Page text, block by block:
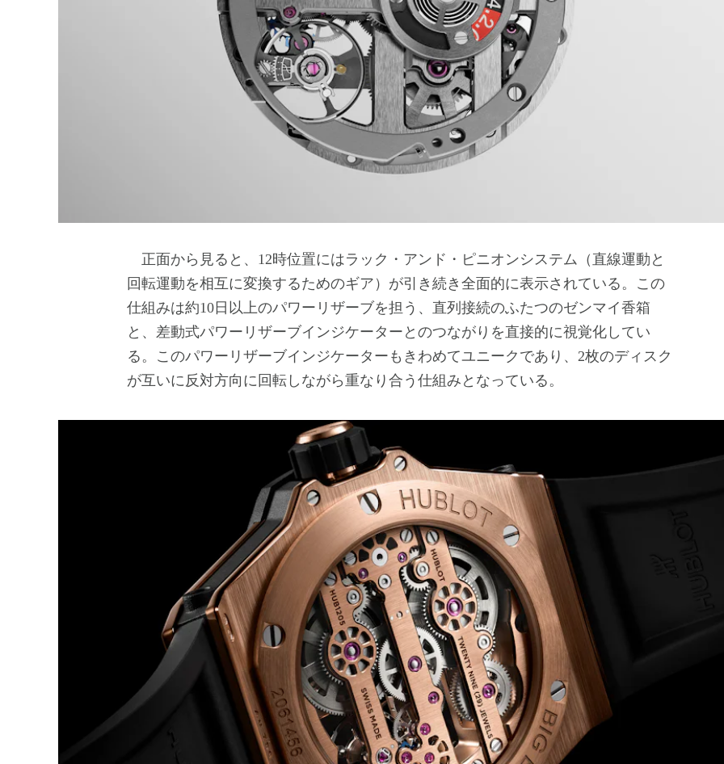
正面から見ると、12時位置にはラック・アンド・ピニオンシステム（直線運動と
回転運動を相互に変換するためのギア）が引き続き全面的に表示されている。この
仕組みは約10日以上のパワーリザーブを担う、直列接続のふたつのゼンマイ香箱
と、差動式パワーリザーブインジケーターとのつながりを直接的に視覚化してい
る。このパワーリザーブインジケーターもきわめてユニークであり、2枚のディスク
が互いに反対方向に回転しながら重なり合う仕組みとなっている。